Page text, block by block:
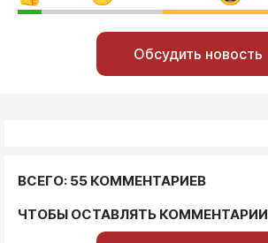
Обсудить новость
ВСЕГО: 55 КОММЕНТАРИЕВ
ЧТОБЫ ОСТАВЛЯТЬ КОММЕНТАРИИ